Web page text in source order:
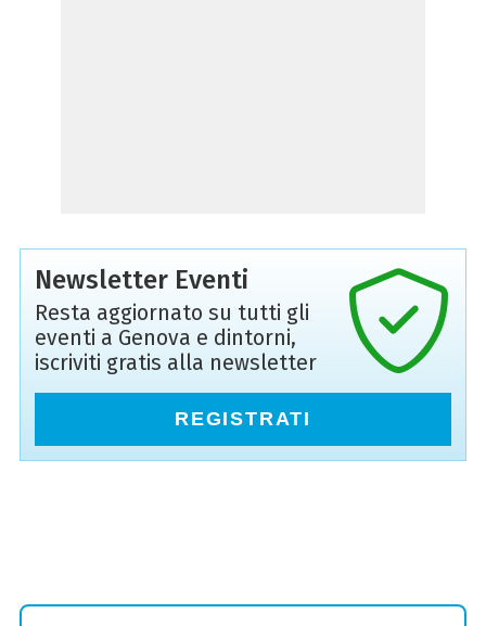
Newsletter Eventi
Resta aggiornato su tutti gli
eventi a Genova e dintorni,
iscriviti gratis alla newsletter
REGISTRATI